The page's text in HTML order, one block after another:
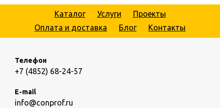
Каталог Услуги
Проекты
Оплата и доставка
Блог Контакты
Телефон
+7 (4852) 68-24-57
E-mail
info@conprof.ru